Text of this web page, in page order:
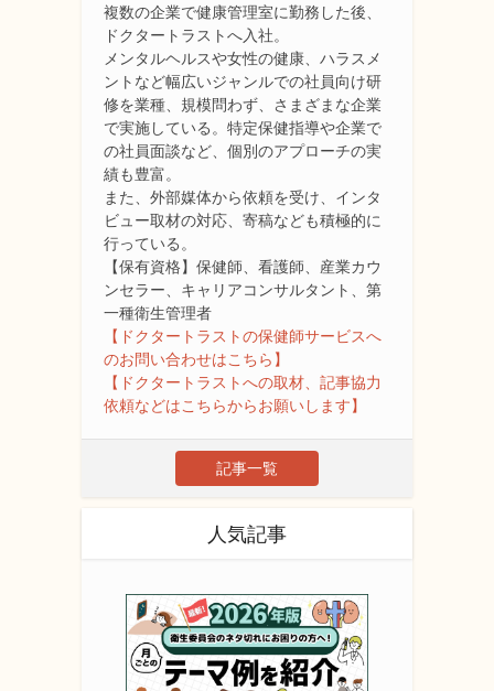
複数の企業で健康管理室に勤務した後、
ドクタートラストへ入社。
メンタルヘルスや女性の健康、ハラスメ
ントなど幅広いジャンルでの社員向け研
修を業種、規模問わず、さまざまな企業
で実施している。特定保健指導や企業で
の社員面談など、個別のアプローチの実
績も豊富。
また、外部媒体から依頼を受け、インタ
ビュー取材の対応、寄稿なども積極的に
行っている。
【保有資格】保健師、看護師、産業カウ
ンセラー、キャリアコンサルタント、第
一種衛生管理者
【ドクタートラストの保健師サービスへ
のお問い合わせはこちら】
【ドクタートラストへの取材、記事協力
依頼などはこちらからお願いします】
記事一覧
人気記事